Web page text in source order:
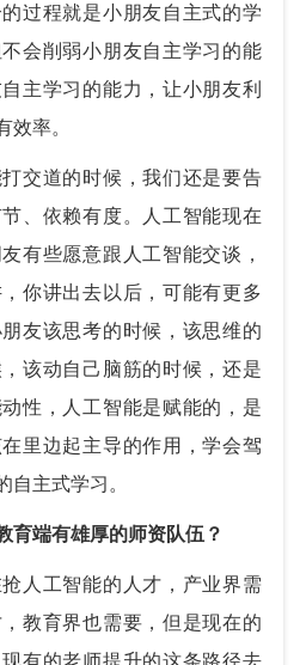
过程就是小朋友自主式的学
会削弱小朋友自主学习的能
主学习的能力，让小朋友利
效率。
道的时候，我们还是要告
、依赖有度。人工智能现在
有些愿意跟人工智能交谈，
你讲出去以后，可能有更多
友该思考的时候，该思维的
该动自己脑筋的时候，还是
性，人工智能是赋能的，是
里边起主导的作用，学会驾
自主式学习。
育端有雄厚的师资队伍？
工智能的人才，产业界需
教育界也需要，但是现在的
有的老师提升的这条路径去